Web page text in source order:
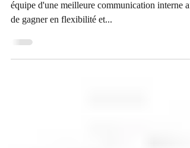
Tour d'horizon des enjeux pour le dirigeant et
équipe d'une meilleure communication interne
de gagner en flexibilité et...